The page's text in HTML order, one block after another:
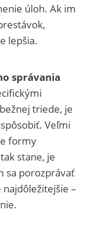
úloh. Ak im
lepšia.
správania
triede, je
Veľmi
formy
stane, je
sa porozprávať
–